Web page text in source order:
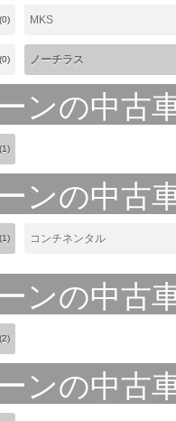
(0) MKS
(0) ノーチラス
ンの中古
(1)
ンの中古
(1) コンチネンタル
ンの中古
(2)
ンの中古